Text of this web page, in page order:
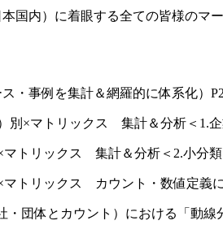
国内）に着眼する全ての皆様のマ
・事例を集計＆網羅的に体系化）P2
別×マトリックス 集計＆分析＜
マトリックス 集計＆分析＜2.小
トリックス カウント・数値定義
団体とカウント）における「動